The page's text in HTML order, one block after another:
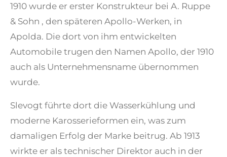
1910 wurde er erster Konstrukteur bei A. Ruppe
& Sohn , den späteren Apollo-Werken, in
Apolda. Die dort von ihm entwickelten
Automobile trugen den Namen Apollo, der 1910
auch als Unternehmensname übernommen
wurde.
Slevogt führte dort die Wasserkühlung und
moderne Karosserieformen ein, was zum
damaligen Erfolg der Marke beitrug. Ab 1913
wirkte er als technischer Direktor auch in der